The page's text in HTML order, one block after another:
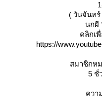
( วันจันทร์
นกผี
คลิกเ
https://
สมาชิกหม
5 ชั่
ควา